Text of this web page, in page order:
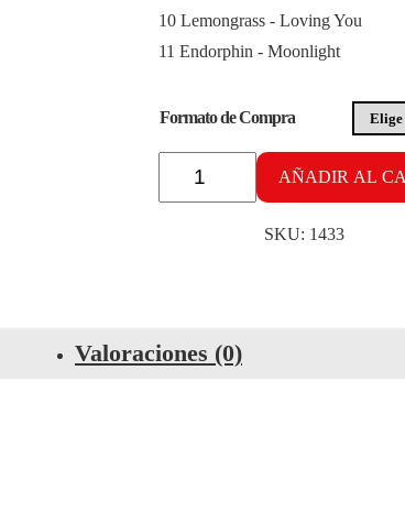
10 Lemongrass - Loving You
11 Endorphin - Moonlight
Formato de Compra
7
AÑADIR AL
SKU: 1433
Valoraciones (0)